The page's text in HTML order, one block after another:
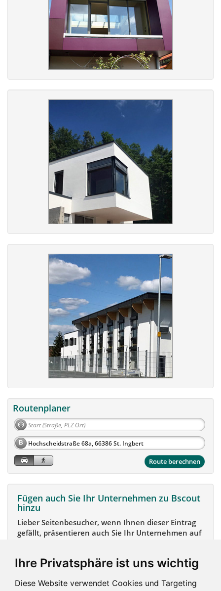
Ihre Privatsphäre ist uns wichtig
Diese Website verwendet Cookies und Targeting
Routenplaner
B
Route berechnen
Fügen auch Sie Ihr Unternehmen zu Bscout
hinzu
Lieber Seitenbesucher, wenn Ihnen dieser Eintrag
gefällt, präsentieren auch Sie Ihr Unternehmen auf